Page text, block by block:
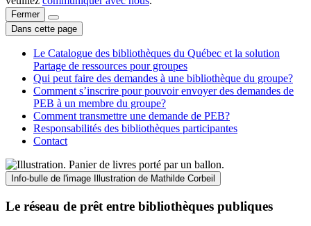
Fermer
Dans cette page
Le Catalogue des bibliothèques du Québec et la solution
Partage de ressources pour groupes
Qui peut faire des demandes à une bibliothèque du groupe?
Comment s’inscrire pour pouvoir envoyer des demandes de
PEB à un membre du groupe?
Comment transmettre une demande de PEB?
Responsabilités des bibliothèques participantes
Contact
Info-bulle de l'image Illustration de Mathilde Corbeil
Le réseau de prêt entre bibliothèques publiques